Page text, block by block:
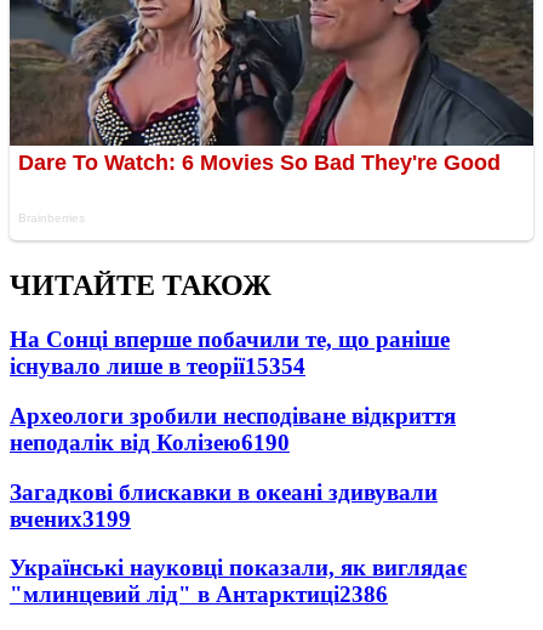
ЧИТАЙТЕ ТАКОЖ
На Сонці вперше побачили те, що раніше
існувало лише в теорії15354
Археологи зробили несподіване відкриття
неподалік від Колізею6190
Загадкові блискавки в океані здивували
вчених3199
Українські науковці показали, як виглядає
"млинцевий лід" в Антарктиці2386